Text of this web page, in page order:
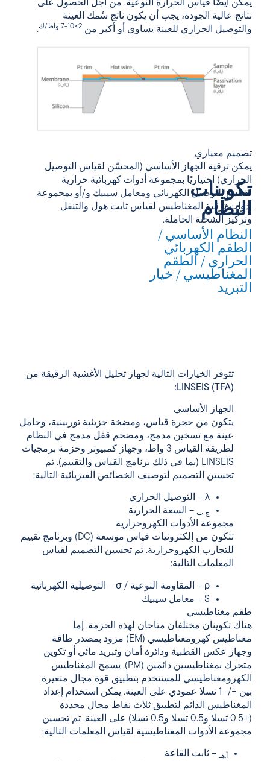
يمكن أيضًا قياس الحرارة النوعية. من أجل الحصول على
نتائج عالية الجودة، يجب أن يكون ناتج سُمك العينة
والتوصيل الحراري للعينة يساوي أو أكبر من 2×10-7 واط/ك .
تصميم معياري
يمكن ترقية الجهاز الأساسي (المحسّن لقياس التوصيل
الحراري) اختياريًا بمجموعة أدوات كهربائية حرارية
لقياس التوصيل الكهربائي ومعامل سيبيك و/أو بمجموعة
أدوات ترقية المغناطيس لقياس ثابت هول والتنقل
وتركيز الشحنة الحاملة.
تكوينات
النظام
النظام الأساسي /
الطقم الكهربائي
الحراري / الطقم
المغناطيسي / خيار
التبريد
تتوفر الخيارات التالية لجهاز تحليل الأغشية الرقيقة من
LINSEIS (TFA)
:
الجهاز الأساسي
يتكون من حجرة قياس، ومضخة جزيئية توربينية، وحامل
عينة مع تسخين مدمج، ومضخم قفل مدمج في النظام
لطريقة القياس 3 واط، وجهاز كمبيوتر وحزمة برمجيات
LINSEIS (بما في ذلك برنامج القياس والتقييم). تم
تحسين التصميم لتوصيف الخصائص الفيزيائية التالية:
λ – التوصيل الحراري
ج ب – السعة الحرارية
مجموعة الأدوات الكهروحرارية
تتكون من إلكترونيات قياس موسعة (DC) وبرنامج تقييم
للتجارب الكهروحرارية. تم تحسين التصميم لقياس
المعلمات التالية:
ρ – المقاومة النوعية / σ – التوصيلية الكهربائية
S – معامل سيبيك
طقم مغناطيسي
هناك تكوينان مختلفان متاحان لهذه الحزمة. إما
مغناطيس كهرومغناطيسي (EM) مزود بمصدر طاقة
وجهاز عكس القطبية ودائرة أمان وتبريد مائي أو تكوين
متحرك بمغناطيسين دائمين (PM). يسمح المغناطيس
الكهرومغناطيسي للمستخدم بتطبيق قوة مجال متغيرة
بين +/- 1 تسلا عمودي على العينة. يمكن استخدام إعداد
المغناطيس الدائم لتطبيق ثلاث نقاط مجال محددة
(+0.5 تسلا و0.5 تسلا و0.5 تسلا) على العينة. تم تحسين
مجموعة الأدوات المغناطيسية لقياس المعلمات التالية:
أ.هـ – ثابت القاعة